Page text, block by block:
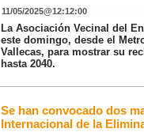
11/05/2025@12:12:00
La Asociación Vecinal del
este domingo, desde el
Vallecas, para mostrar su
hasta 2040.
Se han convocado dos
Internacional de la